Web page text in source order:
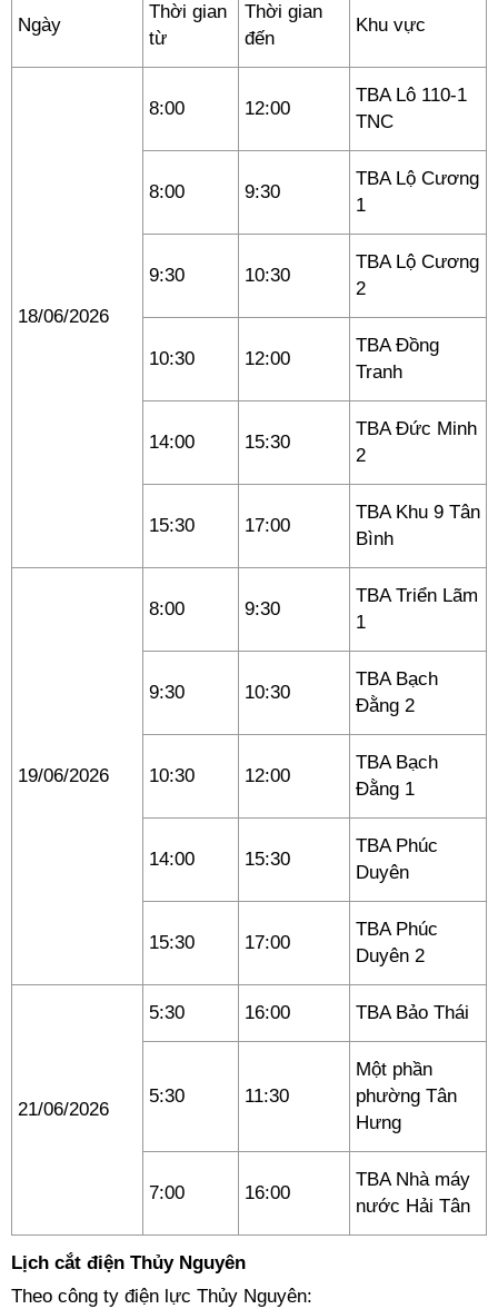
Ngày
Thời gian
từ
Thời gian
đến
Khu vực
18/06/2026
8:00 12:00
TBA Lô 110-1
TNC
8:00 9:30
TBA Lộ Cương
1
9:30 10:30
TBA Lộ Cương
2
10:30 12:00
TBA Đồng
Tranh
14:00 15:30
TBA Đức Minh
2
15:30 17:00
TBA Khu 9 Tân
Bình
19/06/2026
8:00 9:30
TBA Triển Lãm
1
9:30 10:30
TBA Bạch
Đằng 2
10:30 12:00
TBA Bạch
Đằng 1
14:00 15:30
TBA Phúc
Duyên
15:30 17:00
TBA Phúc
Duyên 2
21/06/2026
5:30 16:00 TBA Bảo Thái
5:30 11:30
Một phần
phường Tân
Hưng
7:00 16:00
TBA Nhà máy
nước Hải Tân
Lịch cắt điện Thủy Nguyên
Theo công ty điện lực Thủy Nguyên: